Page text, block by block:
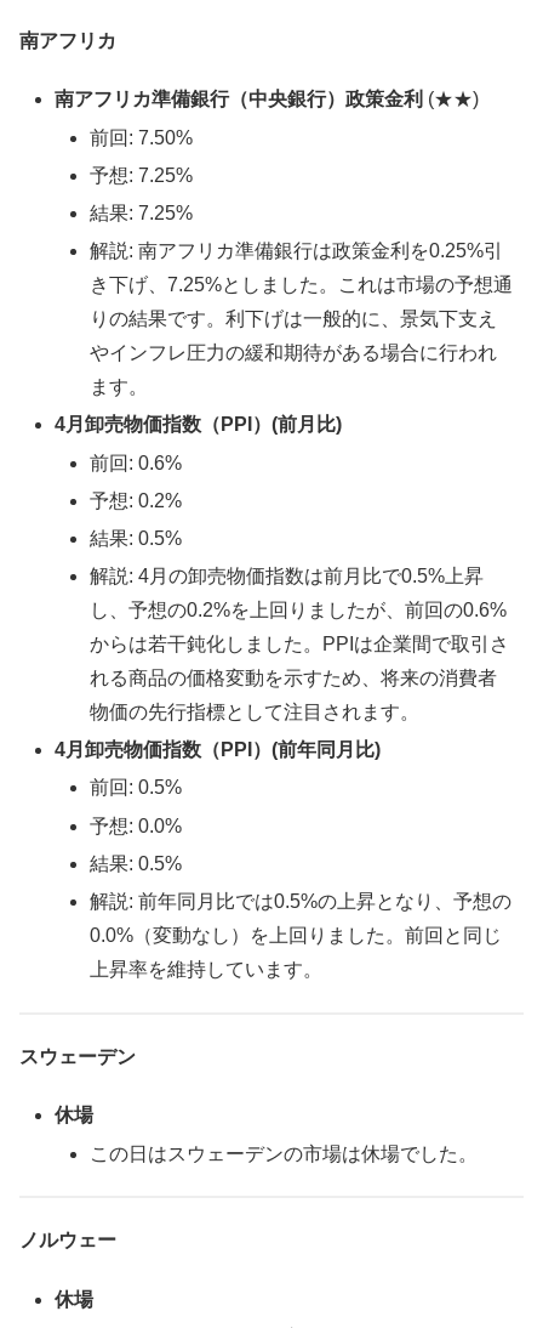
南アフリカ
南アフリカ準備銀行（中央銀行）政策金利 (★★)
前回: 7.50%
予想: 7.25%
結果: 7.25%
解説: 南アフリカ準備銀行は政策金利を0.25%引
き下げ、7.25%としました。これは市場の予想通
りの結果です。利下げは一般的に、景気下支え
やインフレ圧力の緩和期待がある場合に行われ
ます。
4月卸売物価指数（PPI）(前月比)
前回: 0.6%
予想: 0.2%
結果: 0.5%
解説: 4月の卸売物価指数は前月比で0.5%上昇
し、予想の0.2%を上回りましたが、前回の0.6%
からは若干鈍化しました。PPIは企業間で取引さ
れる商品の価格変動を示すため、将来の消費者
物価の先行指標として注目されます。
4月卸売物価指数（PPI）(前年同月比)
前回: 0.5%
予想: 0.0%
結果: 0.5%
解説: 前年同月比では0.5%の上昇となり、予想の
0.0%（変動なし）を上回りました。前回と同じ
上昇率を維持しています。
スウェーデン
休場
この日はスウェーデンの市場は休場でした。
ノルウェー
休場